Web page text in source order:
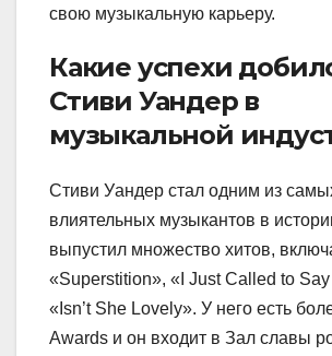
свою музыкальную карьеру.
Какие успехи
Стиви Уандер в
музыкальной
Стиви Уандер стал одним из
влиятельных музыкантов в
выпустил множество хитов,
«Superstition», «I Just Called to
«Isn’t She Lovely». У него есть
Awards и он входит в Зал славы